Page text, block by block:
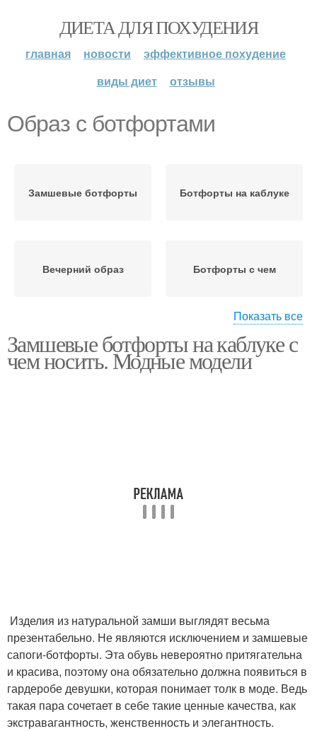
ДИЕТА ДЛЯ ПОХУДЕНИЯ
главная новости
эффективное похудение
виды диет
отзывы
Образ с ботфортами
Замшевые ботфорты Ботфорты на каблуке
Вечерний образ Ботфорты с чем
Стильные образа Образа с ботфортами
Показать все
Замшевые ботфорты на каблуке с
чем носить. Модные модели
Изделия из натуральной замши выглядят весьма
презентабельно. Не являются исключением и замшевые
сапоги-ботфорты. Эта обувь невероятно притягательна
и красива, поэтому она обязательно должна появиться в
гардеробе девушки, которая понимает толк в моде. Ведь
такая пара сочетает в себе такие ценные качества, как
экстравагантность, женственность и элегантность.